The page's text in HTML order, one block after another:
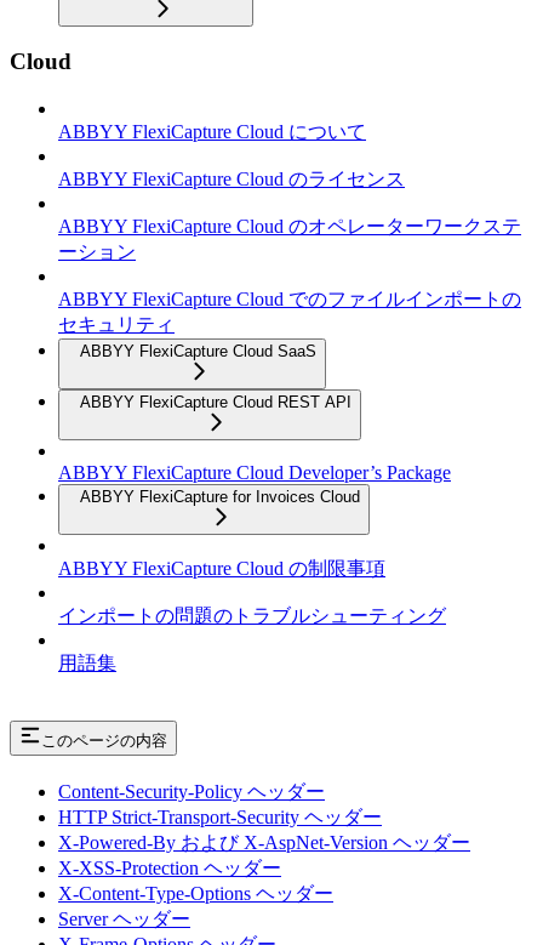
Cloud
ABBYY FlexiCapture Cloud について
ABBYY FlexiCapture Cloud のライセンス
ABBYY FlexiCapture Cloud のオペレーターワークステ
ーション
ABBYY FlexiCapture Cloud でのファイルインポートの
セキュリティ
ABBYY FlexiCapture Cloud SaaS
ABBYY FlexiCapture Cloud REST API
ABBYY FlexiCapture Cloud Developer’s Package
ABBYY FlexiCapture for Invoices Cloud
ABBYY FlexiCapture Cloud の制限事項
インポートの問題のトラブルシューティング
用語集
このページの内容
Content-Security-Policy ヘッダー
HTTP Strict-Transport-Security ヘッダー
X-Powered-By および X-AspNet-Version ヘッダー
X-XSS-Protection ヘッダー
X-Content-Type-Options ヘッダー
Server ヘッダー